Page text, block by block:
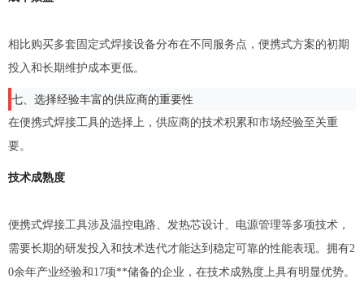
相比购买多套固定式焊接设备分布在不同服务点，便携式方案的初期
投入和长期维护成本更低。
七、选择经验丰富的供应商的重要性
在便携式焊接工具的选择上，供应商的技术积累和市场经验至关重
要。
技术成熟度
便携式焊接工具涉及温控电路、发热芯设计、电源管理等多项技术，
需要长期的研发投入和技术迭代才能达到稳定可靠的性能表现。拥有2
0余年产业经验和17项**储备的企业，在技术成熟度上具有明显优势。